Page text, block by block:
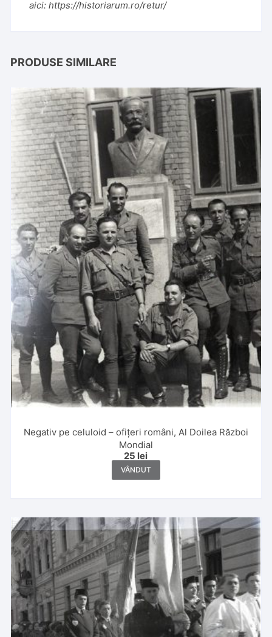
aici:https://historiarum.ro/retur/
PRODUSE SIMILARE
Negativ pe celuloid – ofițeri români, Al Doilea Război
Mondial
25 lei
VÂNDUT